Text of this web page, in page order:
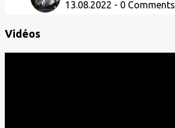
13.08.2022 - 0 Comments
Vidéos